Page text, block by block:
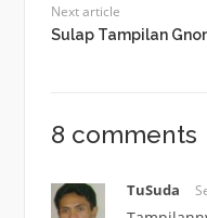
Next article
Sulap Tampilan
8 comments
TuSuda